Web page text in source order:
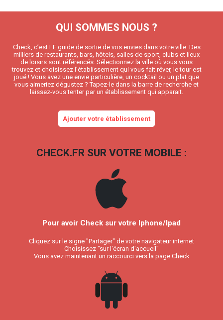
QUI SOMMES NOUS ?
Check, c’est LE guide de sortie de vos envies dans votre ville. Des
milliers de restaurants, bars, hôtels, salles de sport, clubs et lieux
de loisirs sont référencés. Sélectionnez la ville où vous vous
trouvez et choisissez l’établissement qui vous fait rêver, le tour est
joué ! Vous avez une envie particulière, un cocktail ou un plat que
vous aimeriez dégustez ? Tapez-le dans la barre de recherche et
laissez-vous tenter par un établissement qui apparait.
Ajouter votre établissement
CHECK.FR SUR VOTRE MOBILE :
Pour avoir Check sur votre Iphone/Ipad
Cliquez sur le signe "Partager" de votre navigateur internet
Choisissez "sur l'écran d'accueil"
Vous avez maintenant un raccourci vers la page Check